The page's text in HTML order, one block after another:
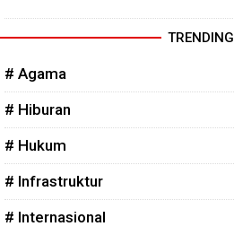
TRENDING
# Agama
# Hiburan
# Hukum
# Infrastruktur
# Internasional